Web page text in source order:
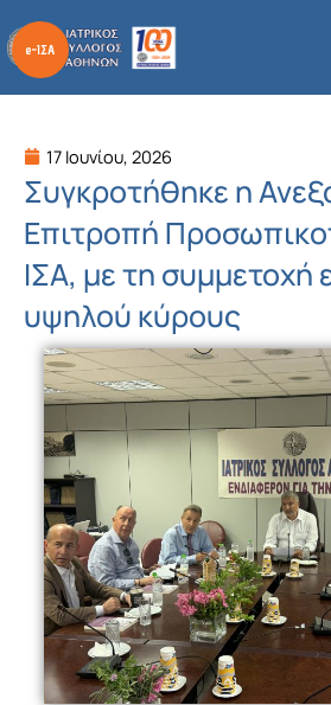
στο
περιεχόμενο
17 Ιουνίου, 2026
Συγκροτήθηκε η
Επιτροπή
ΙΣΑ, με τη συμμετοχή
υψηλού κύρους